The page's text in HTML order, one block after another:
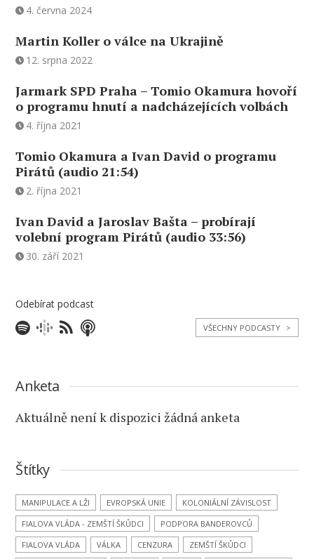
4. června 2024
Martin Koller o válce na Ukrajině
12. srpna 2022
Jarmark SPD Praha – Tomio Okamura hovoří
o programu hnutí a nadcházejících volbách
4. října 2021
Tomio Okamura a Ivan David o programu
Pirátů (audio 21:54)
2. října 2021
Ivan David a Jaroslav Bašta – probírají
volební program Pirátů (audio 33:56)
30. září 2021
Odebírat podcast
VŠECHNY PODCASTY >
Anketa
Aktuálně není k dispozici žádná anketa
Štítky
MANIPULACE A LŽI EVROPSKÁ UNIE
KOLONIÁLNÍ ZÁVISLOST
FIALOVA VLÁDA - ZEMŠTÍ ŠKŮDCI
PODPORA BANDEROVCŮ
FIALOVA VLÁDA
VÁLKA CENZURA
ZEMŠTÍ ŠKŮDCI